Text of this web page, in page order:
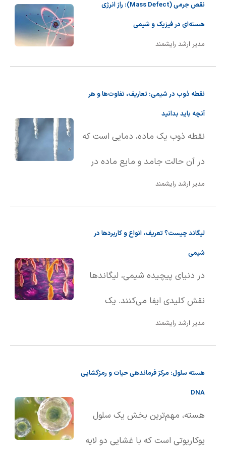
نقص جرمی (Mass Defect): راز انرژی
هسته‌ای در فیزیک و شیمی
مدیر ارشد رایشمند
نقطه ذوب در شیمی: تعاریف، تفاوت‌ها و هر
آنچه باید بدانید
نقطه ذوب یک ماده، دمایی است که
در آن حالت جامد و مایع ماده در
تعادل با یکدیگر قرار دارند. به بیان
ماده از حالت جامد به حالت مایع
مدیر ارشد رایشمند
لیگاند چیست؟ تعریف، انواع و کاربردها در
شیمی
در دنیای پیچیده شیمی، لیگاندها
نقش کلیدی ایفا می‌کنند. یک
لیگاند، اتم، یون یا مولکولی است که
پیوند کووالانسی، به یک اتم یا یون
مدیر ارشد رایشمند
هسته سلول: مرکز فرماندهی حیات و رمزگشایی
DNA
هسته، مهم‌ترین بخش یک سلول
یوکاریوتی است که با غشایی دو لایه